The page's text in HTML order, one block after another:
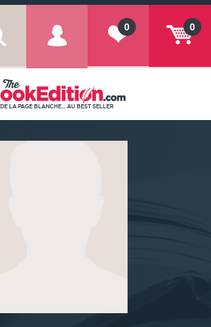
0
0
DE LA PAGE BLANCHE... AU BEST SELLER